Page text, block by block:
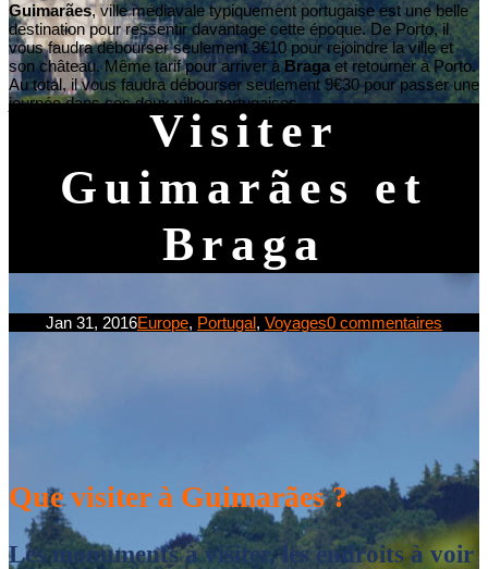
Visiter
Guimarães et
Braga
Jan 31, 2016Europe, Portugal, Voyages0 commentaires
Guimarães, ville médiavaletypiquement portugaise est une belle
destination pour ressentir davantage cette époque. De Porto, il
vous faudra débourser seulement 3€10 pour rejoindre la ville et
son château. Même tarif pour arriver àBragaet retourner à Porto.
Au total, il vous faudra débourser seulement 9€30 pour passer une
journée dans ces deux villes portugaises.
Que visiter à Guimarães ?
Les monuments à visiter, les endroits à voir